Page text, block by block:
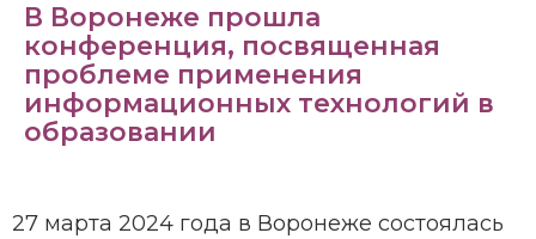
В Воронеже прошла
конференция, посвященная
проблеме применения
информационных технологий в
образовании
27 марта 2024 года в Воронеже состоялась